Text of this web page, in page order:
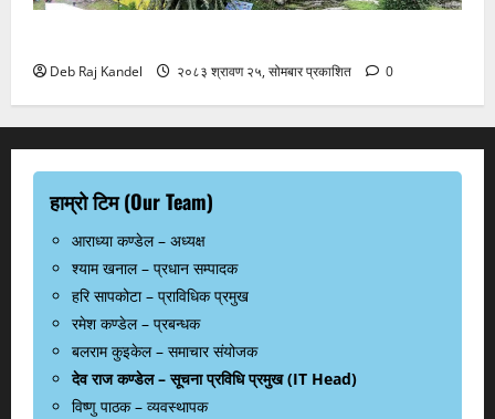
Deb Raj Kandel २०८३ श्रावण २५, सोमबार प्रकाशित 0
हाम्रो टिम (Our Team)
आराध्या कण्डेल – अध्यक्ष
श्याम खनाल – प्रधान सम्पादक
हरि सापकोटा – प्राविधिक प्रमुख
रमेश कण्डेल – प्रबन्धक
बलराम कुइकेल – समाचार संयोजक
देव राज कण्डेल – सूचना प्रविधि प्रमुख (IT Head)
विष्णु पाठक – व्यवस्थापक